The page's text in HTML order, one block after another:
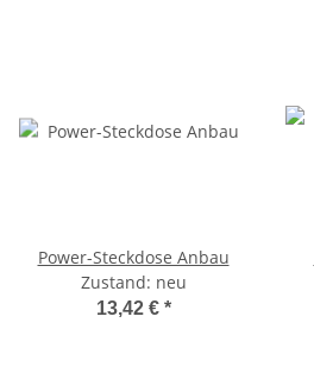
Power-Steckdose Anbau
Zustand: neu
13,42 € *